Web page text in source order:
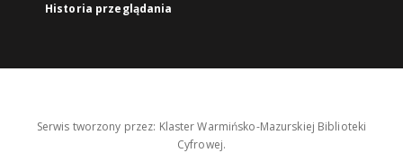
Historia przeglądania
Serwis tworzony przez: Klaster Warmińsko-Mazurskiej Biblioteki
Cyfrowej.